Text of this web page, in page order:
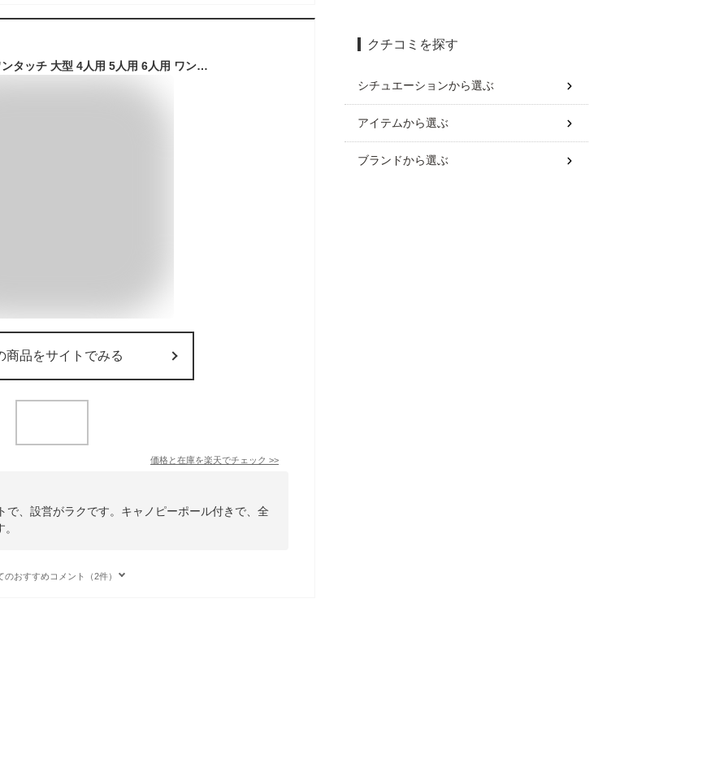
【楽天1位】テント ワンタッチ 大型 4人用 5人用 6人用 ワンタッチテント UVカット キャノピー ポール 付 耐水圧 1,500mm以上 フルクローズテント キャンプテント スクリーンテント メッシュ アウトドア キャンプ グランピング FIELDOOR 1年保証 ★[送料無料]
商品をサイトでみる
価格と在庫を楽天でチェック >>
で、設営がラクです。キャノピーポール付きで、全
のおすすめコメント（2件）
クチコミを探す
シチュエーションから選ぶ
アイテムから選ぶ
ブランドから選ぶ